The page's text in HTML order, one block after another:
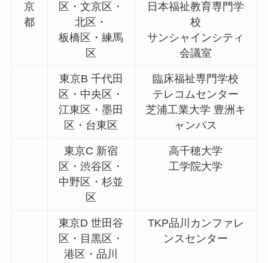
京
都
区・文京区・
北区・
板橋区・練馬
区
日本福祉教育専門学
校
サンシャインシティ
会議室
東京B 千代田
区・中央区・
江東区・墨田
区・台東区
臨床福祉専門学校
テレコムセンター
芝浦工業大学 豊洲キ
ャンパス
東京C 新宿
区・渋谷区・
中野区・杉並
区
高千穂大学
工学院大学
東京D 世田谷
区・目黒区・
港区・品川
TKP品川カンファレ
ンスセンター